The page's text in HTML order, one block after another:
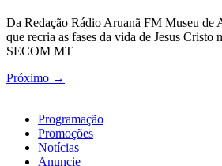
Da Redação Rádio Aruanã FM Museu de
que recria as fases da vida de Jesus Cristo
SECOM MT
Próximo →
Programação
Promoções
Notícias
Anuncie